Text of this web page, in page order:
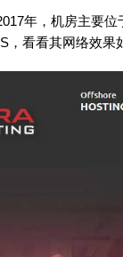
年，机房主要
，看看其网络效果